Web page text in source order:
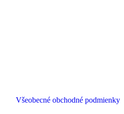
Všeobecné obchodné podmienky